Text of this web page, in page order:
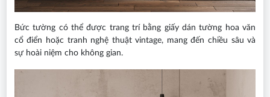
Bức tường có thể được trang trí bằng giấy dán tường hoa văn
cổ điển hoặc tranh nghệ thuật vintage, mang đến chiều sâu và
sự hoài niệm cho không gian.